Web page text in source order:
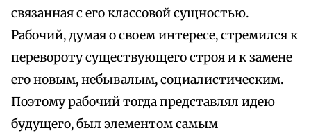
связанная с его классовой сущностью.
Рабочий, думая о своем интересе, стремился к
перевороту существующего строя и к замене
его новым, небывалым, социалистическим.
Поэтому рабочий тогда представлял идею
будущего, был элементом самым